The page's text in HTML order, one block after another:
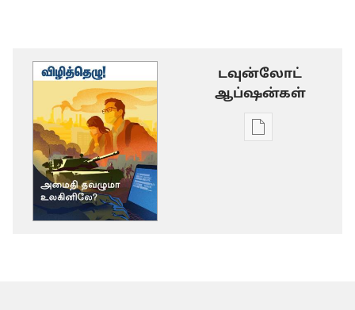
டவுன்லோட்
ஆப்ஷன்கள்
டிஜிட்டல்